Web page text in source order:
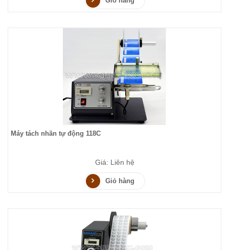
Máy tách nhãn tự động 118C
Giá: Liên hệ
Giỏ hàng